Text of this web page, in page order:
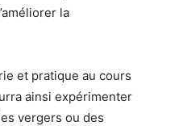
la
et pratique au cours
ainsi expérimenter
vergers ou des